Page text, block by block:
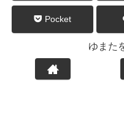
Pocket
ゆまた